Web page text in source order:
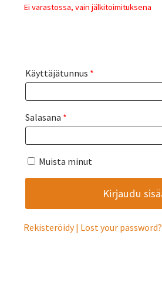
Ei varastossa, vain jälkitoimituksena
Käyttäjätunnus *
Salasana *
Muista minut
Rekisteröidy Lost your password?